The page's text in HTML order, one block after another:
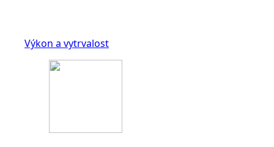
Výkon a vytrvalost